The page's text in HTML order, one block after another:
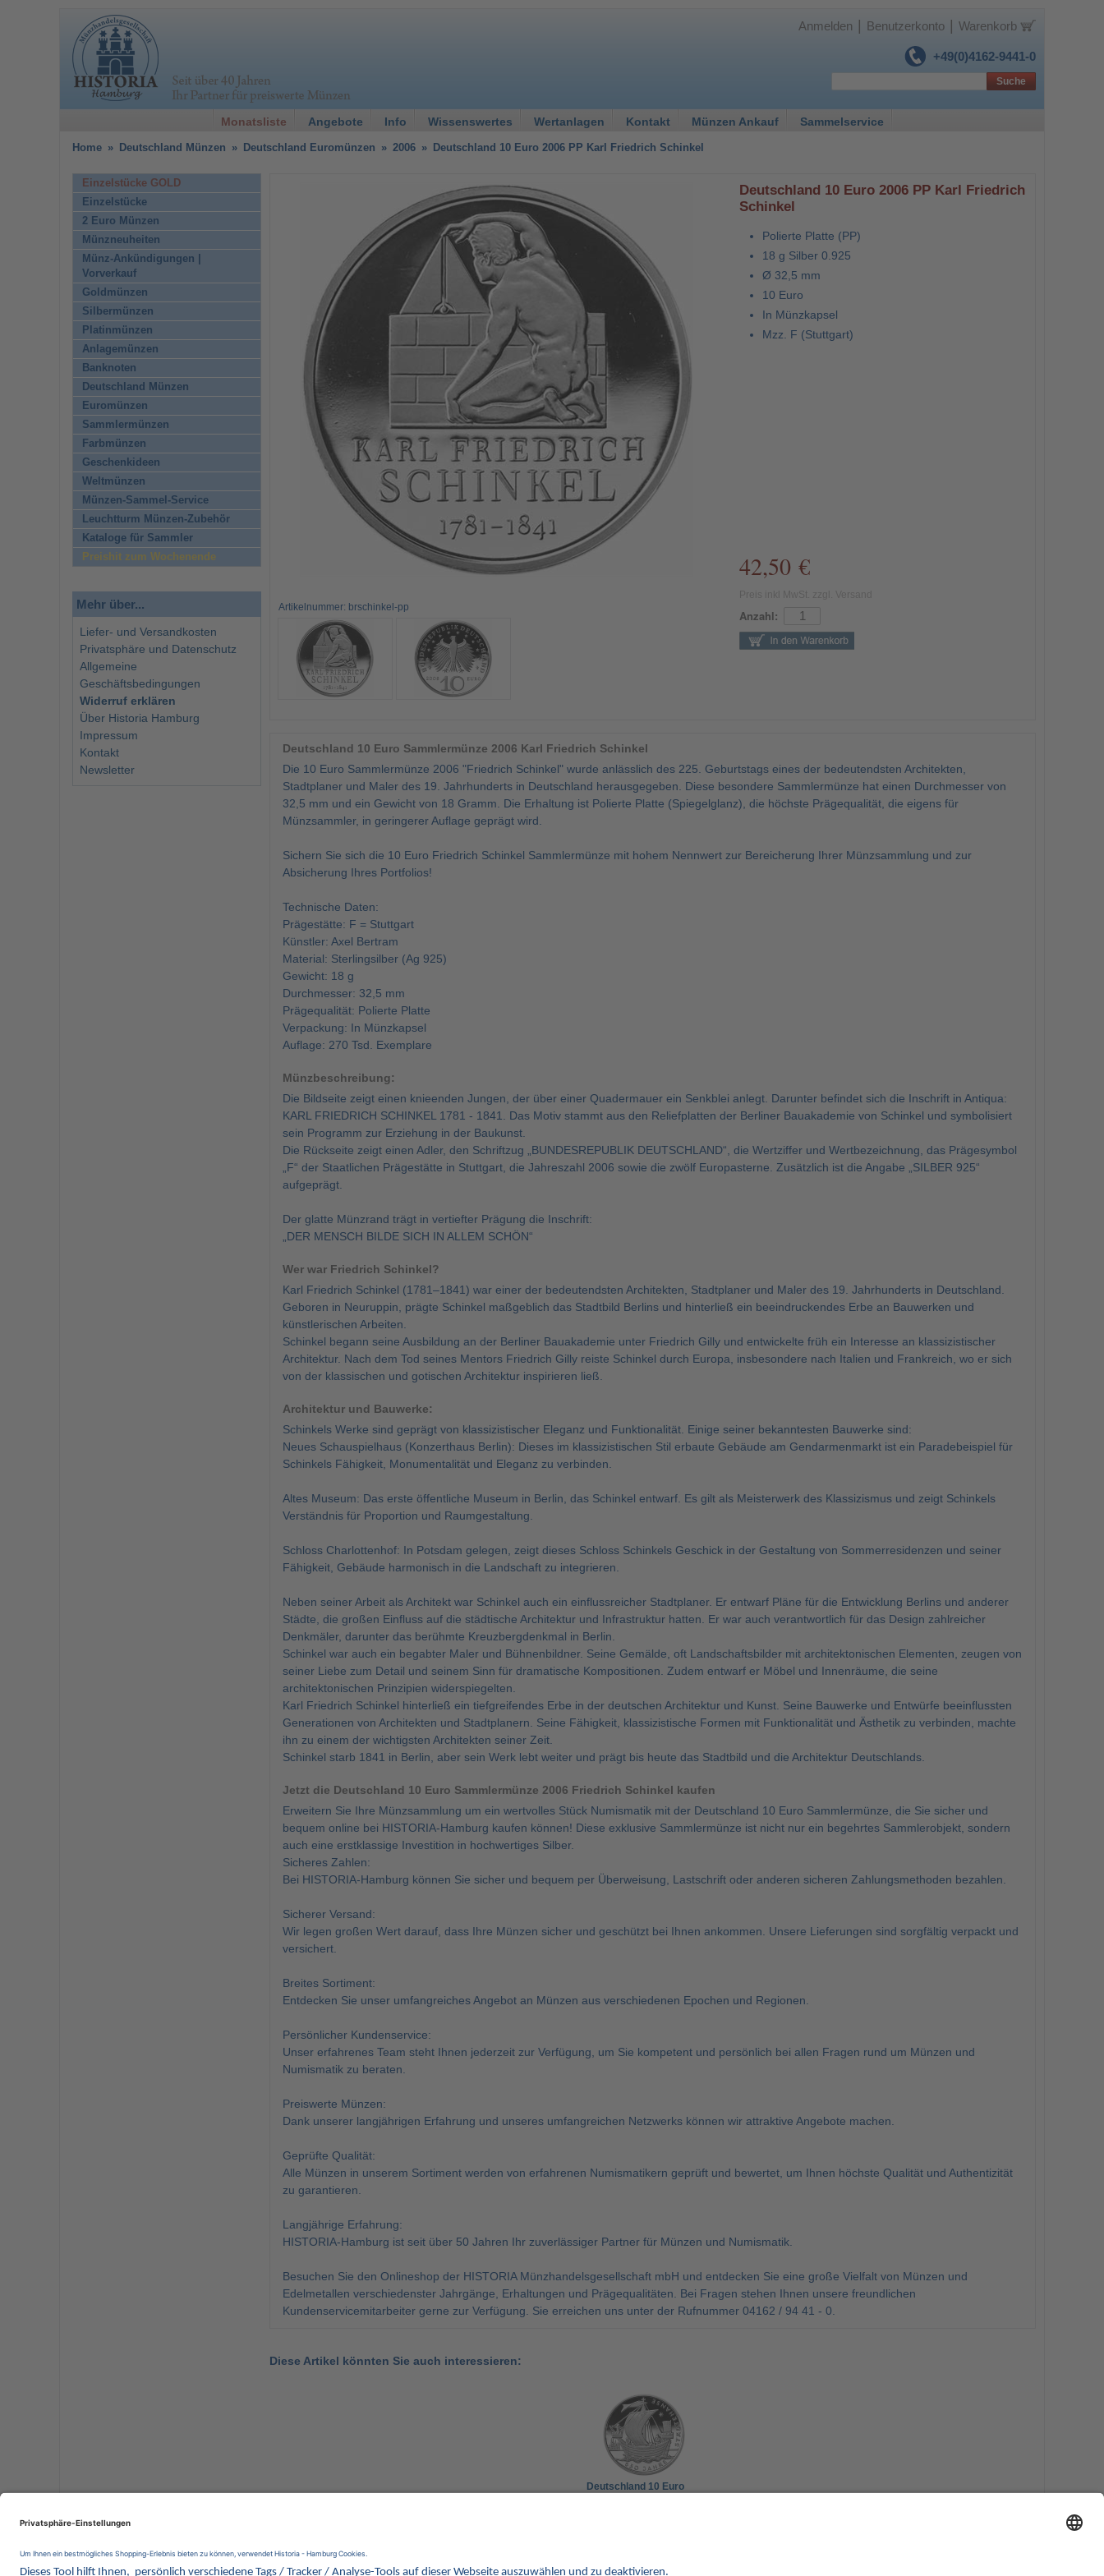
+49(0)4162-9441-0
Anmelden Benutzerkonto Warenkorb
Monatsliste Angebote Info Wissenswertes Wertanlagen Kontakt Münzen Ankauf Sammelservice
Suche
Home » Deutschland Münzen » Deutschland Euromünzen » 2006 » Deutschland 10 Euro 2006 PP Karl Friedrich Schinkel
Artikelnummer: brschinkel-pp
Deutschland 10 Euro 2006 PP Karl Friedrich
Schinkel
Polierte Platte (PP)
18 g Silber 0.925
Ø 32,5 mm
10 Euro
In Münzkapsel
Mzz. F (Stuttgart)
42,50 €
Anzahl:
Deutschland 10 Euro Sammlermünze 2006 Karl Friedrich Schinkel
Die 10 Euro Sammlermünze 2006 "Friedrich Schinkel" wurde anlässlich des 225. Geburtstags eines der bedeutendsten Architekten,
Stadtplaner und Maler des 19. Jahrhunderts in Deutschland herausgegeben. Diese besondere Sammlermünze hat einen Durchmesser von
32,5 mm und ein Gewicht von 18 Gramm. Die Erhaltung ist Polierte Platte (Spiegelglanz), die höchste Prägequalität, die eigens für
Münzsammler, in geringerer Auflage geprägt wird.
Sichern Sie sich die 10 Euro Friedrich Schinkel Sammlermünze mit hohem Nennwert zur Bereicherung Ihrer Münzsammlung und zur
Absicherung Ihres Portfolios!
Technische Daten:
Prägestätte: F = Stuttgart
Künstler: Axel Bertram
Material: Sterlingsilber (Ag 925)
Gewicht: 18 g
Durchmesser: 32,5 mm
Prägequalität: Polierte Platte
Verpackung: In Münzkapsel
Auflage: 270 Tsd. Exemplare
Münzbeschreibung:
Die Bildseite zeigt einen knieenden Jungen, der über einer Quadermauer ein Senkblei anlegt. Darunter befindet sich die Inschrift in Antiqua:
KARL FRIEDRICH SCHINKEL 1781 - 1841. Das Motiv stammt aus den Reliefplatten der Berliner Bauakademie von Schinkel und symbolisiert
sein Programm zur Erziehung in der Baukunst.
Die Rückseite zeigt einen Adler, den Schriftzug „BUNDESREPUBLIK DEUTSCHLAND“, die Wertziffer und Wertbezeichnung, das Prägesymbol
„F“ der Staatlichen Prägestätte in Stuttgart, die Jahreszahl 2006 sowie die zwölf Europasterne. Zusätzlich ist die Angabe „SILBER 925“
aufgeprägt.
Der glatte Münzrand trägt in vertiefter Prägung die Inschrift:
„DER MENSCH BILDE SICH IN ALLEM SCHÖN“
Wer war Friedrich Schinkel?
Karl Friedrich Schinkel (1781–1841) war einer der bedeutendsten Architekten, Stadtplaner und Maler des 19. Jahrhunderts in Deutschland.
Geboren in Neuruppin, prägte Schinkel maßgeblich das Stadtbild Berlins und hinterließ ein beeindruckendes Erbe an Bauwerken und
künstlerischen Arbeiten.
Schinkel begann seine Ausbildung an der Berliner Bauakademie unter Friedrich Gilly und entwickelte früh ein Interesse an klassizistischer
Architektur. Nach dem Tod seines Mentors Friedrich Gilly reiste Schinkel durch Europa, insbesondere nach Italien und Frankreich, wo er sich
von der klassischen und gotischen Architektur inspirieren ließ.
Architektur und Bauwerke:
Schinkels Werke sind geprägt von klassizistischer Eleganz und Funktionalität. Einige seiner bekanntesten Bauwerke sind:
Neues Schauspielhaus (Konzerthaus Berlin): Dieses im klassizistischen Stil erbaute Gebäude am Gendarmenmarkt ist ein Paradebeispiel für
Schinkels Fähigkeit, Monumentalität und Eleganz zu verbinden.
Altes Museum: Das erste öffentliche Museum in Berlin, das Schinkel entwarf. Es gilt als Meisterwerk des Klassizismus und zeigt Schinkels
Verständnis für Proportion und Raumgestaltung.
Schloss Charlottenhof: In Potsdam gelegen, zeigt dieses Schloss Schinkels Geschick in der Gestaltung von Sommerresidenzen und seiner
Fähigkeit, Gebäude harmonisch in die Landschaft zu integrieren.
Neben seiner Arbeit als Architekt war Schinkel auch ein einflussreicher Stadtplaner. Er entwarf Pläne für die Entwicklung Berlins und anderer
Städte, die großen Einfluss auf die städtische Architektur und Infrastruktur hatten. Er war auch verantwortlich für das Design zahlreicher
Denkmäler, darunter das berühmte Kreuzbergdenkmal in Berlin.
Schinkel war auch ein begabter Maler und Bühnenbildner. Seine Gemälde, oft Landschaftsbilder mit architektonischen Elementen, zeugen von
seiner Liebe zum Detail und seinem Sinn für dramatische Kompositionen. Zudem entwarf er Möbel und Innenräume, die seine
architektonischen Prinzipien widerspiegelten.
Karl Friedrich Schinkel hinterließ ein tiefgreifendes Erbe in der deutschen Architektur und Kunst. Seine Bauwerke und Entwürfe beeinflussten
Generationen von Architekten und Stadtplanern. Seine Fähigkeit, klassizistische Formen mit Funktionalität und Ästhetik zu verbinden, machte
ihn zu einem der wichtigsten Architekten seiner Zeit.
Schinkel starb 1841 in Berlin, aber sein Werk lebt weiter und prägt bis heute das Stadtbild und die Architektur Deutschlands.
Jetzt die Deutschland 10 Euro Sammlermünze 2006 Friedrich Schinkel kaufen
Erweitern Sie Ihre Münzsammlung um ein wertvolles Stück Numismatik mit der Deutschland 10 Euro Sammlermünze, die Sie sicher und
bequem online bei HISTORIA-Hamburg kaufen können! Diese exklusive Sammlermünze ist nicht nur ein begehrtes Sammlerobjekt, sondern
auch eine erstklassige Investition in hochwertiges Silber.
Sicheres Zahlen:
Bei HISTORIA-Hamburg können Sie sicher und bequem per Überweisung, Lastschrift oder anderen sicheren Zahlungsmethoden bezahlen.
Sicherer Versand:
Wir legen großen Wert darauf, dass Ihre Münzen sicher und geschützt bei Ihnen ankommen. Unsere Lieferungen sind sorgfältig verpackt und
versichert.
Breites Sortiment:
Entdecken Sie unser umfangreiches Angebot an Münzen aus verschiedenen Epochen und Regionen.
Persönlicher Kundenservice:
Unser erfahrenes Team steht Ihnen jederzeit zur Verfügung, um Sie kompetent und persönlich bei allen Fragen rund um Münzen und
Numismatik zu beraten.
Preiswerte Münzen:
Dank unserer langjährigen Erfahrung und unseres umfangreichen Netzwerks können wir attraktive Angebote machen.
Geprüfte Qualität:
Alle Münzen in unserem Sortiment werden von erfahrenen Numismatikern geprüft und bewertet, um Ihnen höchste Qualität und Authentizität
zu garantieren.
Langjährige Erfahrung:
HISTORIA-Hamburg ist seit über 50 Jahren Ihr zuverlässiger Partner für Münzen und Numismatik.
Besuchen Sie den Onlineshop der HISTORIA Münzhandelsgesellschaft mbH und entdecken Sie eine große Vielfalt von Münzen und
Edelmetallen verschiedenster Jahrgänge, Erhaltungen und Prägequalitäten. Bei Fragen stehen Ihnen unsere freundlichen
Kundenservicemitarbeiter gerne zur Verfügung. Sie erreichen uns unter der Rufnummer 04162 / 94 41 - 0.
Diese Artikel könnten Sie auch interessieren:
Deutschland 10 Euro
Einzelstücke GOLD
Einzelstücke
2 Euro Münzen
Münzneuheiten
Münz-Ankündigungen |
Vorverkauf
Goldmünzen
Silbermünzen
Platinmünzen
Anlagemünzen
Banknoten
Deutschland Münzen
Euromünzen
Sammlermünzen
Farbmünzen
Geschenkideen
Weltmünzen
Münzen-Sammel-Service
Leuchtturm Münzen-Zubehör
Kataloge für Sammler
Preishit zum Wochenende
Mehr über...
Liefer- und Versandkosten
Privatsphäre und Datenschutz
Allgemeine
Geschäftsbedingungen
Widerruf erklären
Über Historia Hamburg
Impressum
Kontakt
Newsletter